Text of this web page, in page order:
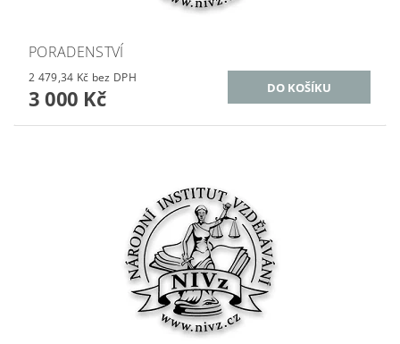
PORADENSTVÍ
2 479,34 Kč bez DPH
3 000 Kč